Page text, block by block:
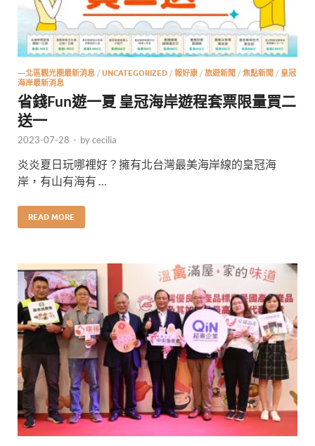
—北區觀光圈最新消息 / UNCATEGORIZED / 報好康 / 旅遊新聞 / 焦點新聞 / 皇冠
海岸最新消息
省錢Fun遊一夏 皇冠海岸遊程套票限量買二
送一
2023-07-28 - bycecilia
炎炎夏日玩哪裡好？擁有北台灣最美海岸線的皇冠海
岸，有山有海有 …
READ MORE